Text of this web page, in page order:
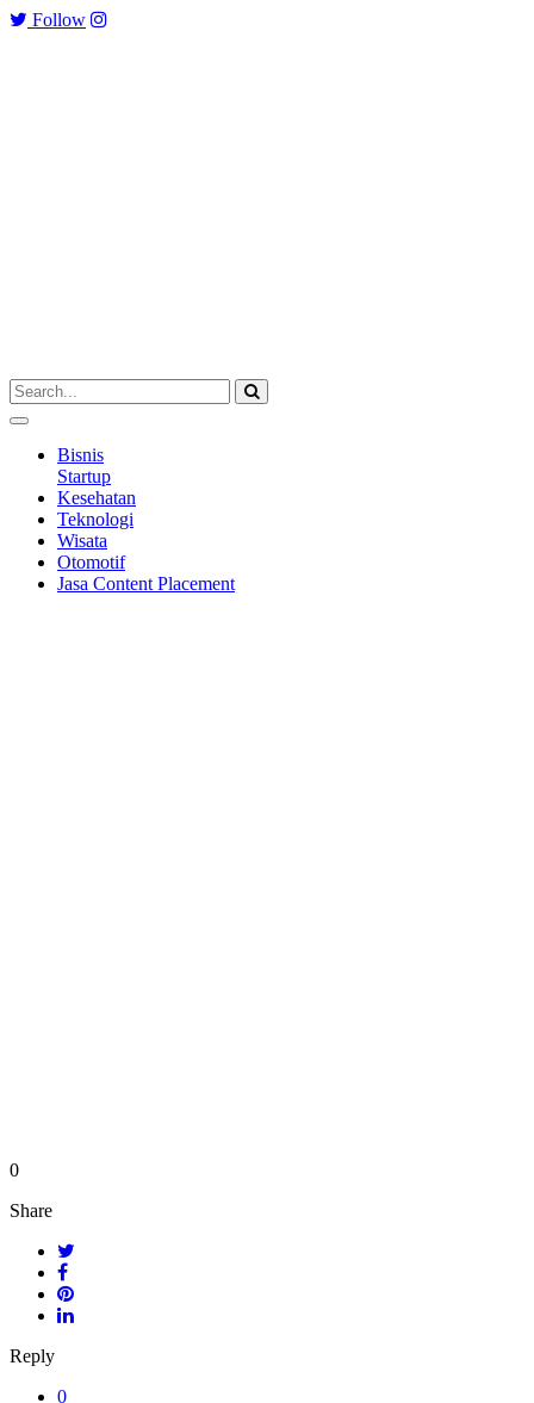
Follow
Bisnis
Startup
Kesehatan
Teknologi
Wisata
Otomotif
Jasa Content Placement
0
Share
Reply
0